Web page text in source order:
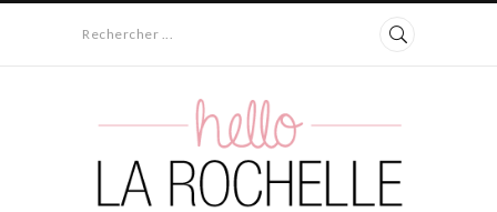
Rechercher ...